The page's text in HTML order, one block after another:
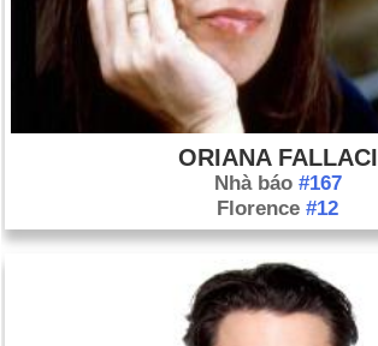
ORIANA FALLACI
Nhà báo #167
Florence #12